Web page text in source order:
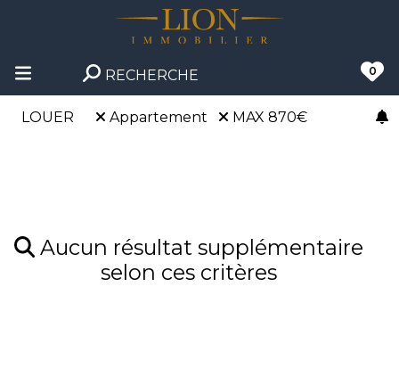
RECHERCHE 0
LOUER Appartement MAX 870€
Aucun résultat supplémentaire
selon ces critères